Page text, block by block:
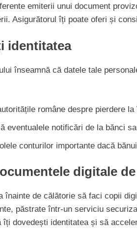
emiterii unui document
Asigurătorul îți poate oferi și
identitatea
înseamnă că datele tale
române despre pierdere
eventualele notificări de la bănci
conturilor importante dacă
digitale
înainte de călătorie să faci copii
păstrate într-un serviciu
dovedești identitatea și să